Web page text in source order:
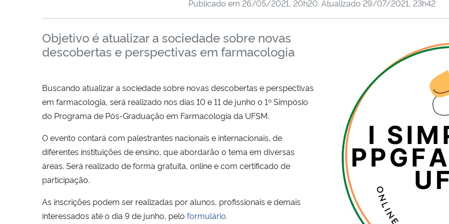
Publicado em 26/05/2021, 20h20. Atualizado 29/07/2021, 23h42
Objetivo é atualizar a sociedade sobre novas
descobertas e perspectivas em farmacologia
Buscando atualizar a sociedade sobre novas descobertas e perspectivas
em farmacologia, será realizado nos dias 10 e 11 de junho o 1º Simpósio
do Programa de Pós-Graduação em Farmacologia da UFSM.
O evento contará com palestrantes nacionais e internacionais, de
diferentes instituições de ensino, que abordarão o tema em diversas
áreas. Será realizado de forma gratuita, online e com certificado de
participação.
As inscrições podem ser realizadas por alunos, profissionais e demais
interessados até o dia 9 de junho, pelo formulário.